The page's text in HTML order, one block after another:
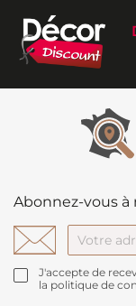
Abonnez-vous
J'accepte de
la politique de